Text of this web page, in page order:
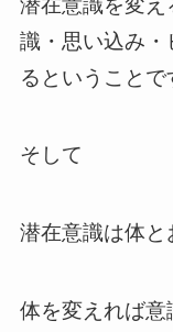
潜在意識を変
識・思い込み
るということで
そして
潜在意識は体
体を変えれば意